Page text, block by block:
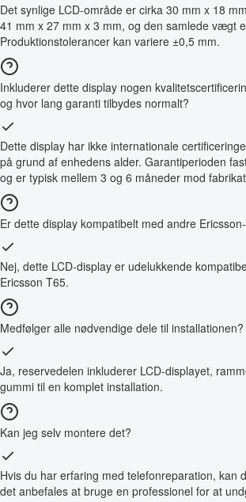
Det synlige LCD-område er cirka 30 mm x 18
41 mm x 27 mm x 3 mm, og den samlede vægt
Produktionstolerancer kan variere ±0,5 mm.
Inkluderer dette display nogen
og hvor lang garanti tilbydes normalt?
Dette display har ikke internationale
på grund af enhedens alder. Garantiperioden
og er typisk mellem 3 og 6 måneder mod
Er dette display kompatibelt med andre
Nej, dette LCD-display er udelukkende
Ericsson T65.
Medfølger alle nødvendige dele til installationen?
Ja, reservedelen inkluderer LCD-displayet,
gummi til en komplet installation.
Kan jeg selv montere det?
Hvis du har erfaring med telefonreparation, kan
det anbefales at bruge en professionel for at